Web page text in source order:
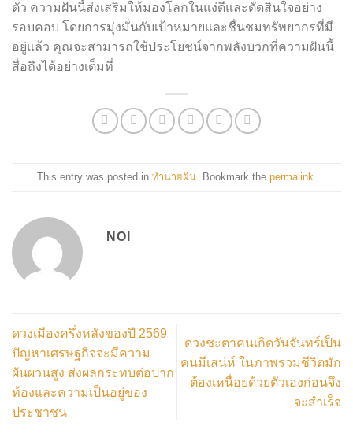
ตัว ความฝันนี้ส่งเสริมให้มองโลกในแง่ดีและตัดสินใจอย่าง
รอบคอบ โดยการมุ่งมั่นกับเป้าหมายและชื่นชมทรัพยากรที่มี
อยู่แล้ว คุณจะสามารถใช้ประโยชน์จากพลังบวกที่ความฝันนี้
สื่อถึงได้อย่างเต็มที่
This entry was posted in ทำนายฝัน. Bookmark the permalink
NOI
ดวงเมืองครึ่งหลังของปี 2569
ปัญหาเศรษฐกิจจะมีความ
ผันผวนสูง ส่งผลกระทบต่อปาก
ท้องและความเป็นอยู่ของ
ประชาชน
ดวงชะตาคนเกิดวันจันทร์เป็น
คนมีเสน่ห์ ในภาพรวมชีวิตมัก
ต้องเหนื่อยด้วยตัวเองก่อนจึง
จะสำเร็จ